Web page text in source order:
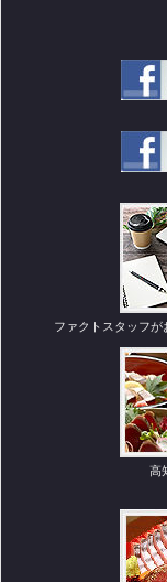
ファクトスタッフ
高